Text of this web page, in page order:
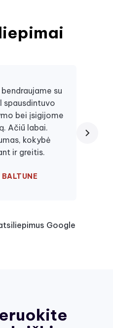
su
spausdintuvo
bei įsigijome
Ačiū labai.
kokybė
ir greitis.
BALTUNE
Google